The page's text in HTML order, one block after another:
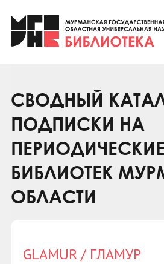
Клуб «Гиря и
Клуб «Семейный
Коллегам
Контакты
СВОДНЫЙ
ПОДПИСКИ НА
БИБЛИОТЕК
ОБЛАСТИ
GLAMUR / ГЛАМУР